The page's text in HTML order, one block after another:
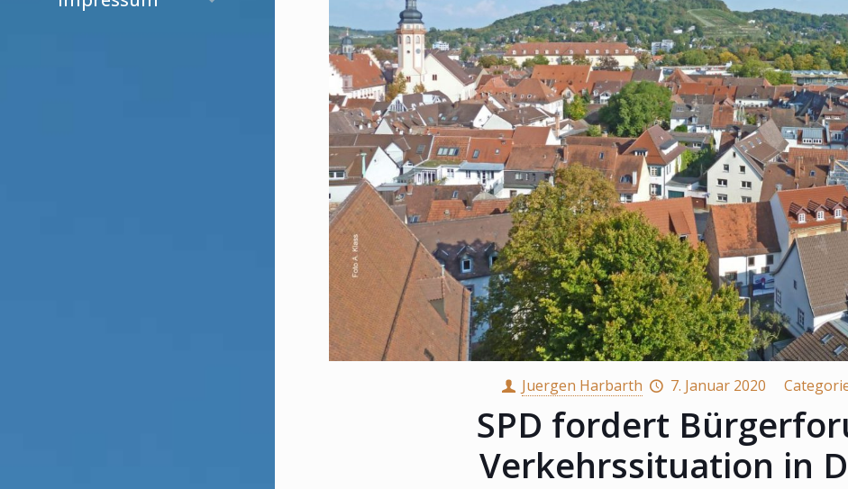
Juergen Harbarth 7. Januar 2020
SPD fordert
Verkehrssituation in